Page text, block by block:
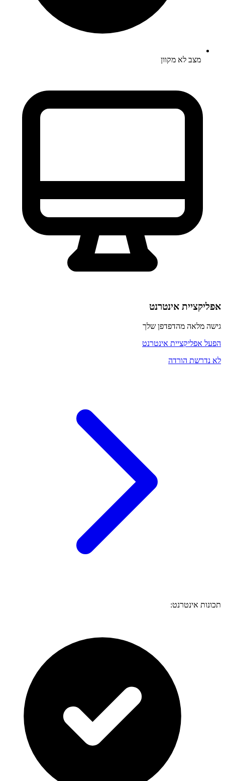
מצב לא מקוון
אפליקציית אינטרנט
גישה מלאה מהדפדפן שלך
הפעל אפליקציית אינטרנט
לא נדרשת הורדה
תכונות אינטרנט: